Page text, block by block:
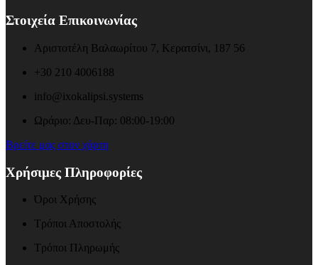
Στοιχεία Επικοινωνίας
Αριστοτέλη Βαλαωρίτου 7, Κερατσίνι, 187 56
+30 210 4006188
info@ixokalipsi.systems
Ωράριο: Δευ-Παρ: 08:00-19:00
Βρείτε μας στον χάρτη
Χρήσιμες Πληροφορίες
Όροι Χρήσης
Τρόποι Αποστολής
Τρόποι Πληρωμής